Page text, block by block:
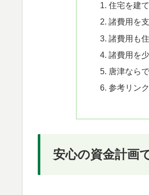
住宅を建
諸費用を
諸費用も
諸費用を
唐津なら
参考リンク
安心の資金計画